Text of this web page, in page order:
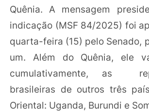
Quênia. A mensagem
indicação (MSF 84/2025) foi
quarta-feira (15) pelo Senado,
um. Além do Quênia, ele
cumulativamente, as
brasileiras de outros três
Oriental: Uganda, Burundi e